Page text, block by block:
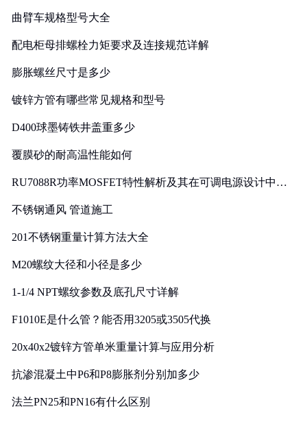
曲臂车规格型号大全
配电柜母排螺栓力矩要求及连接规范详解
膨胀螺丝尺寸是多少
镀锌方管有哪些常见规格和型号
D400球墨铸铁井盖重多少
覆膜砂的耐高温性能如何
RU7088R功率MOSFET特性解析及其在可调电源设计中的
不锈钢通风 管道施工
201不锈钢重量计算方法大全
M20螺纹大径和小径是多少
1-1/4 NPT螺纹参数及底孔尺寸详解
F1010E是什么管？能否用3205或3505代换
20x40x2镀锌方管单米重量计算与应用分析
抗渗混凝土中P6和P8膨胀剂分别加多少
法兰PN25和PN16有什么区别